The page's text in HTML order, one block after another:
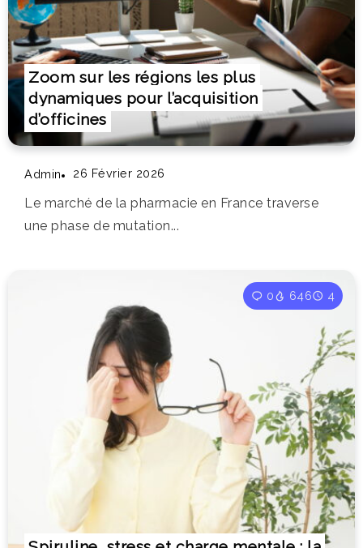
Zoom sur les régions les plus
dynamiques pour l’acquisition
d’officines
Admin 26 Février 2026
Le marché de la pharmacie en France traverse
une phase de mutation...
0 646 4